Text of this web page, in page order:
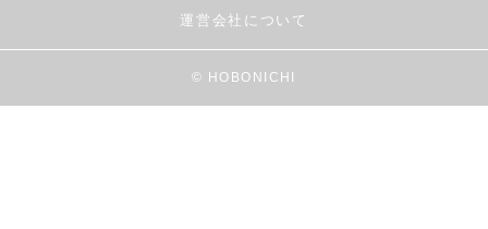
運営会社について
© HOBONICHI